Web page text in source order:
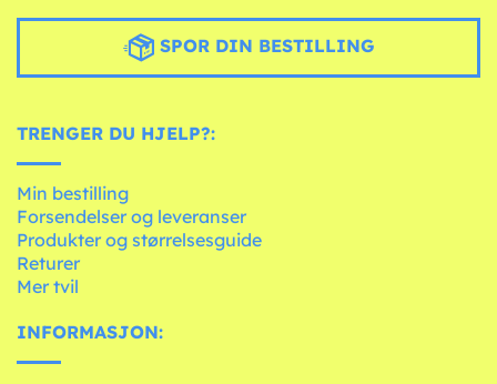
SPOR DIN BESTILLING
TRENGER DU HJELP?:
Min bestilling
Forsendelser og leveranser
Produkter og størrelsesguide
Returer
Mer tvil
INFORMASJON: